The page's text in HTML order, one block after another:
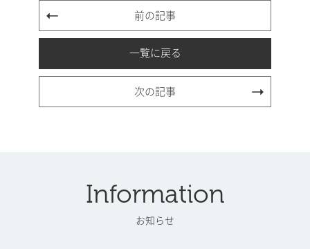
前の記事
一覧に戻る
次の記事
Information
お知らせ